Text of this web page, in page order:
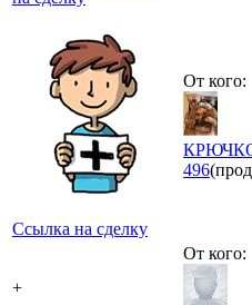
Ссылка на сделку
От кого:
496
+
От кого: